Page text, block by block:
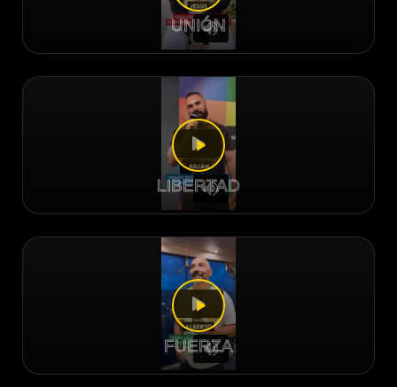
UNIÓN
LIBERTAD
FUERZA